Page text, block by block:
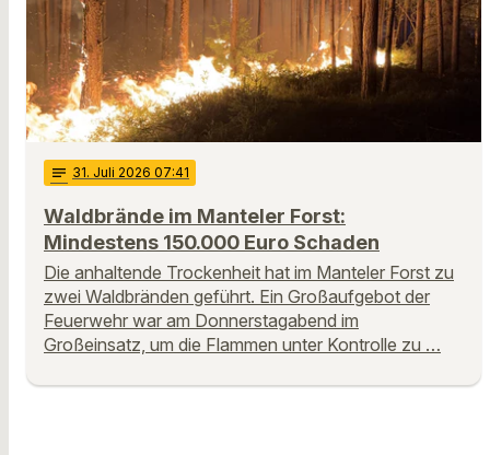
notes 31. Juli 2026 07:41
Waldbrände im Manteler Forst:
Mindestens 150.000 Euro Schaden
Die anhaltende Trockenheit hat im Manteler Forst zu
zwei Waldbränden geführt. Ein Großaufgebot der
Feuerwehr war am Donnerstagabend im
Großeinsatz, um die Flammen unter Kontrolle zu …